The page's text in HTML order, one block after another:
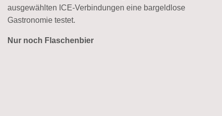
ausgewählten ICE-Verbindungen eine bargeldlose
Gastronomie testet.
Nur noch Flaschenbier